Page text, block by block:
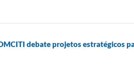
debate projetos estratégicos